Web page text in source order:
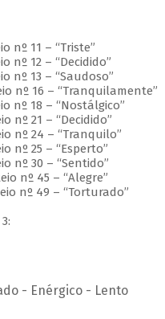
nº 11 – “Triste”
nº 12 – “Decidido”
nº 13 – “Saudoso”
nº 16 – “Tranquilamente”
nº 18 – “Nostálgico”
nº 21 – “Decidido”
nº 24 – “Tranquilo”
nº 25 – “Esperto”
nº 30 – “Sentido”
nº 45 – “Alegre”
nº 49 – “Torturado”
- Enérgico - Lento